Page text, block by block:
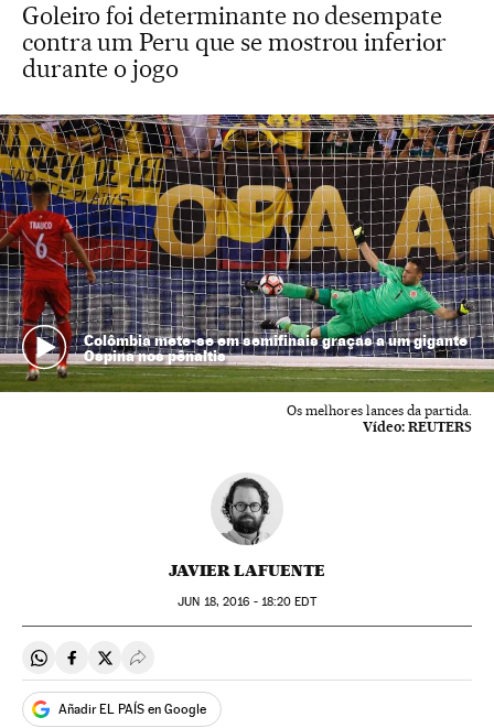
Goleiro foi determinante no desempate
contra um Peru que se mostrou inferior
durante o jogo
Colômbia mete-se em semifinais graças a um gigante
Ospina nos pênaltis
Os melhores lances da partida.
Vídeo: REUTERS
JAVIER LAFUENTE
JUN 18, 2016 - 18:20 EDT
Compartir en Whatsapp
Compartir en Facebook
Compartir en Twitter
Desplegar Redes Sociales
Añadir EL PAÍS en Google